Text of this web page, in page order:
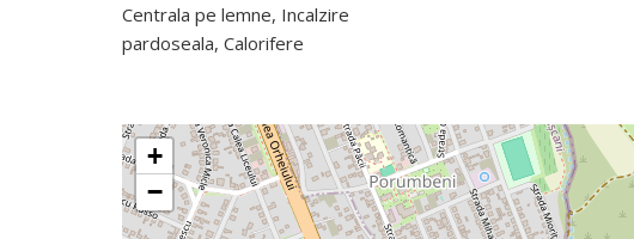
Centrala pe lemne, Incalzire
pardoseala, Calorifere
+
−